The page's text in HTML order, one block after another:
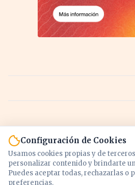
Configuración de Cookies
Usamos cookies propias y de
personalizar contenido y brindarte
Puedes aceptar todas, rechazarlas o
preferencias.